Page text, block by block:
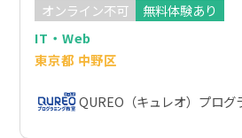
オンライン不可
無料体験あり
IT・Web
東京都 中野区
QUREO（キュレオ）プログ